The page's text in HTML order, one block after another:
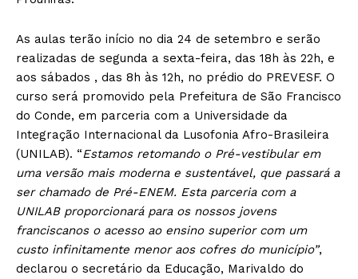
As aulas terão início no dia 24 de setembro e serão
realizadas de segunda a sexta-feira, das 18h às 22h, e
aos sábados , das 8h às 12h, no prédio do PREVESF. O
curso será promovido pela Prefeitura de São Francisco
do Conde, em parceria com a Universidade da
Integração Internacional da Lusofonia Afro-Brasileira
(UNILAB). “Estamos retomando o Pré-vestibular em
uma versão mais moderna e sustentável, que passará a
ser chamado de Pré-ENEM. Esta parceria com a
UNILAB proporcionará para os nossos jovens
franciscanos o acesso ao ensino superior com um
custo infinitamente menor aos cofres do município”,
declarou o secretário da Educação, Marivaldo do